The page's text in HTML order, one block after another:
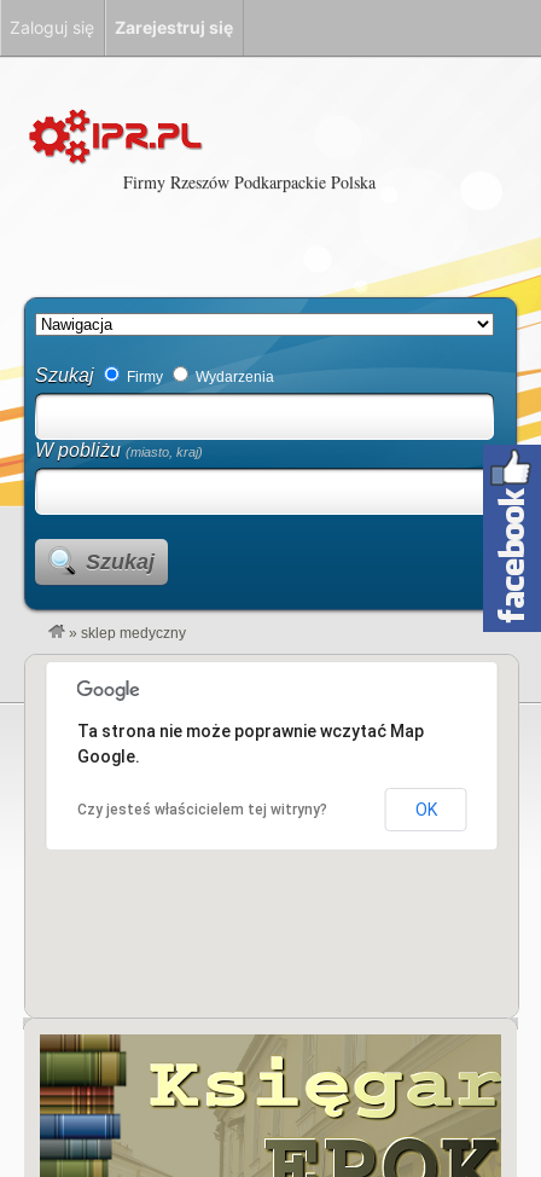
Firmy Rzeszów Podkarpackie Polska
Szukaj Firmy Wydarzenia
W pobliżu (miasto, kraj)
Szukaj
» sklep medyczny
Ta strona nie może poprawnie wczytać Map
Google.
Czy jesteś właścicielem tej witryny? OK
Zaloguj się Zarejestruj się